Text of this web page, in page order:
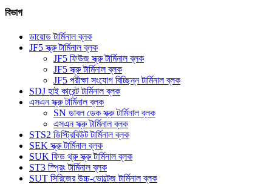
বিভাগ
ডায়োড টার্মিনাল ব্লক
JF5 স্ক্রু টার্মিনাল ব্লক
JF5 ফিউজ স্ক্রু টার্মিনাল ব্লক
JF5 স্ক্রু টার্মিনাল ব্লক
JF5 পরীক্ষা সংযোগ বিচ্ছিন্ন টার্মিনাল ব্লক
SDJ হাই কারেন্ট টার্মিনাল ব্লক
এসএন স্ক্রু টার্মিনাল ব্লক
SN ডাবল ডেক স্ক্রু টার্মিনাল ব্লক
এসএন স্ক্রু টার্মিনাল ব্লক
STS2 ডিস্ট্রিবিউট টার্মিনাল ব্লক
SEK স্ক্রু টার্মিনাল ব্লক
SUK ফিড থ্রু স্ক্রু টার্মিনাল ব্লক
ST3 স্প্রিং টার্মিনাল ব্লক
SUT সিরিজের উচ্চ-ভোল্টেজ টার্মিনাল ব্লক